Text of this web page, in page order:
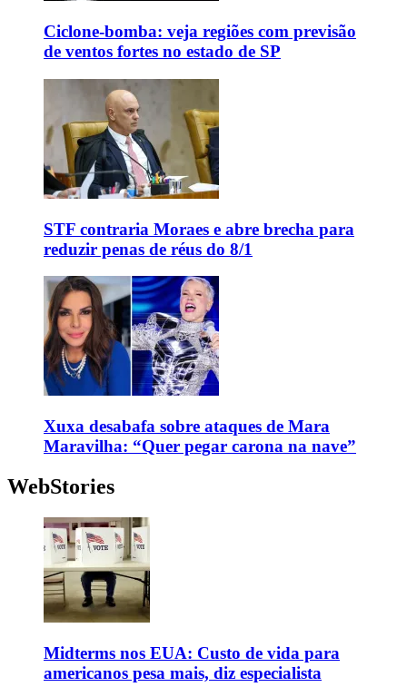
Ciclone-bomba: veja regiões com previsão
de ventos fortes no estado de SP
STF contraria Moraes e abre brecha para
reduzir penas de réus do 8/1
Xuxa desabafa sobre ataques de Mara
Maravilha: “Quer pegar carona na nave”
WebStories
Midterms nos EUA: Custo de vida para
americanos pesa mais, diz especialista